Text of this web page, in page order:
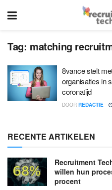
Tag: matching
8vance stelt
organisaties in
coronatijd
DOOR REDACTIE
RECENTE ARTIKELEN
Recruitment
willen hun
procent